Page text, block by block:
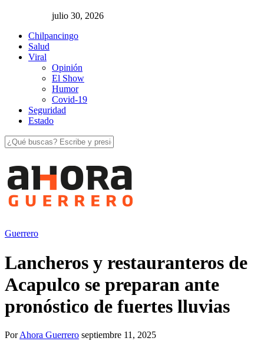
julio 30, 2026
Chilpancingo
Salud
Viral
Opinión
El Show
Humor
Covid-19
Seguridad
Estado
Guerrero
Lancheros y restauranteros de
Acapulco se preparan ante
pronóstico de fuertes lluvias
PorAhora Guerrero septiembre 11, 2025